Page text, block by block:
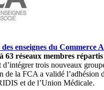
enseignes du Commerce
63 réseaux membres
d’intégrer trois nouveaux
de la FCA a validé l’adhésion
et de l’Union Médicale.